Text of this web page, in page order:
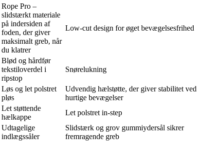
Rope Pro –
slidstærkt materiale
på indersiden af
foden, der giver
maksimalt greb, når
du klatrer
Low-cut design for øget bevægelsesfrihed
Blød og hårdfør
tekstiloverdel i
ripstop
Snørelukning
Løs og let polstret
pløs
Udvendig hælstøtte, der giver stabilitet ved
hurtige bevægelser
Let støttende
hælkappe
Let polstret in-step
Udtagelige
indlægssåler
Slidstærk og grov gummiydersål sikrer
fremragende greb